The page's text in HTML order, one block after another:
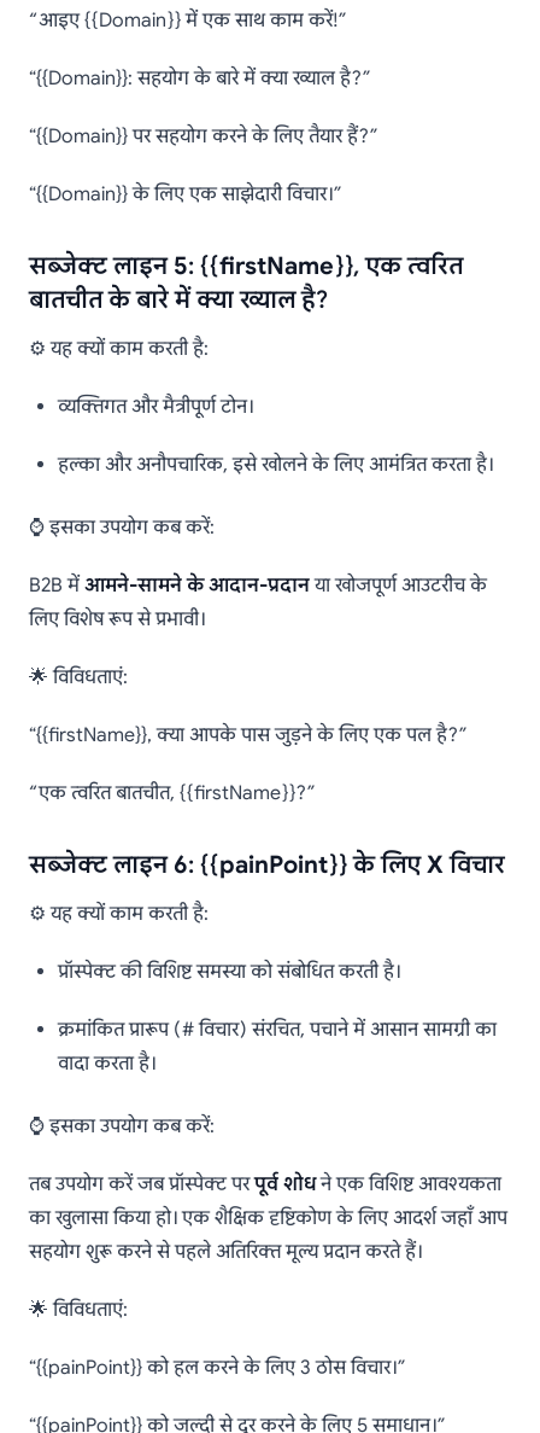
“आइए {{Domain}} में एक साथ काम करें!”
“{{Domain}}: सहयोग के बारे में क्या ख्याल है?”
“{{Domain}} पर सहयोग करने के लिए तैयार हैं?”
“{{Domain}} के लिए एक साझेदारी विचार।”
सब्जेक्ट लाइन 5: {{firstName}}, एक त्वरित
बातचीत के बारे में क्या ख्याल है?
⚙️ यह क्यों काम करती है:
व्यक्तिगत और मैत्रीपूर्ण टोन।
हल्का और अनौपचारिक, इसे खोलने के लिए आमंत्रित करता है।
⌚ इसका उपयोग कब करें:
B2B में आमने-सामने के आदान-प्रदानया खोजपूर्ण आउटरीच के
लिए विशेष रूप से प्रभावी।
🌟 विविधताएं:
“{{firstName}}, क्या आपके पास जुड़ने के लिए एक पल है?”
“एक त्वरित बातचीत, {{firstName}}?”
सब्जेक्ट लाइन 6: {{painPoint}} के लिए X विचार
⚙️ यह क्यों काम करती है:
प्रॉस्पेक्ट की विशिष्ट समस्या को संबोधित करती है।
क्रमांकित प्रारूप (# विचार) संरचित, पचाने में आसान सामग्री का
वादा करता है।
⌚ इसका उपयोग कब करें:
तब उपयोग करें जब प्रॉस्पेक्ट परपूर्व शोधने एक विशिष्ट आवश्यकता
का खुलासा किया हो। एक शैक्षिक दृष्टिकोण के लिए आदर्श जहाँ आप
सहयोग शुरू करने से पहले अतिरिक्त मूल्य प्रदान करते हैं।
🌟 विविधताएं:
“{{painPoint}} को हल करने के लिए 3 ठोस विचार।”
“{{painPoint}} को जल्दी से दूर करने के लिए 5 समाधान।”